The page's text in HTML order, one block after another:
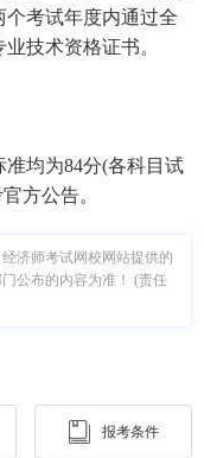
考试年度内通过全
技术资格证书。
均为84分(各科目试
方公告。
济师考试网校网站提供的
公布的内容为准！ (责任
报考条件